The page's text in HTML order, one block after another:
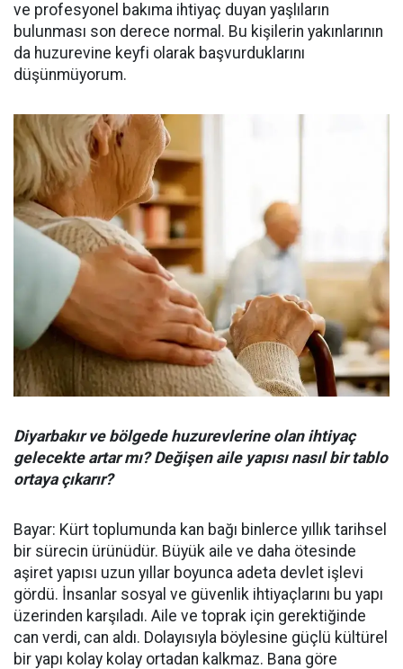
ve profesyonel bakıma ihtiyaç duyan yaşlıların
bulunması son derece normal. Bu kişilerin yakınlarının
da huzurevine keyfi olarak başvurduklarını
düşünmüyorum.
Diyarbakır ve bölgede huzurevlerine olan ihtiyaç
gelecekte artar mı? Değişen aile yapısı nasıl bir tablo
ortaya çıkarır?
Bayar: Kürt toplumunda kan bağı binlerce yıllık tarihsel
bir sürecin ürünüdür. Büyük aile ve daha ötesinde
aşiret yapısı uzun yıllar boyunca adeta devlet işlevi
gördü. İnsanlar sosyal ve güvenlik ihtiyaçlarını bu yapı
üzerinden karşıladı. Aile ve toprak için gerektiğinde
can verdi, can aldı. Dolayısıyla böylesine güçlü kültürel
bir yapı kolay kolay ortadan kalkmaz. Bana göre